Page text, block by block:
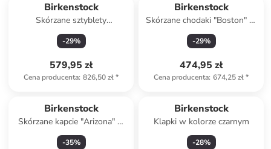
Birkenstock
Skórzane sztyblety
"Highwood" w kolorze
brązowym
-29%
579,95 zł
Cena producenta: 826,50 zł*
Birkenstock
Skórzane chodaki "Boston" w
kolorze beżowym
-29%
474,95 zł
Cena producenta: 674,25 zł*
Birkenstock
Skórzane kapcie "Arizona" w
kolorze jasnobrązowym
-35%
Birkenstock
Klapki w kolorze czarnym
-28%